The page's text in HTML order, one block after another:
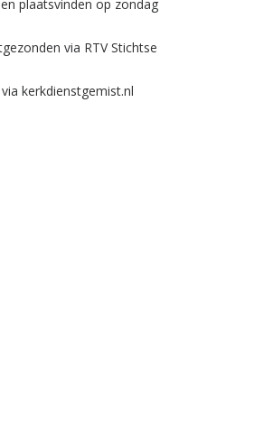
plaatsvinden op zondag
via RTV Stichtse
kerkdienstgemist.nl